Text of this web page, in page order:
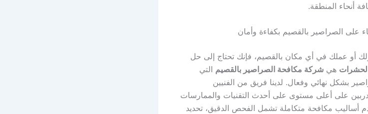
أنحاء المنطقة.
على الصراصير بالقصيم بكفاءة وأمان
أو عملك في أي مكان بالقصيم، فإنك تحتاج إلى حل
هي شركة مكافحة الصراصير بالقصيم التي
بشكل نهائي وفعال. لدينا فريق من الفنيين
على أعلى مستوى على أحدث التقنيات والممارسات
أساليب مكافحة متكاملة تشمل الفحص الدقيق، تحديد